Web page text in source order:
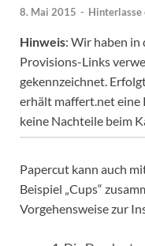
8. Mai 2015 - Hinterlasse
Hinweis: Wir haben
Provisions-Links
gekennzeichnet.
erhält maffert.net eine
keine Nachteile beim
Papercut kann auch
Beispiel „Cups“
Vorgehensweise zur